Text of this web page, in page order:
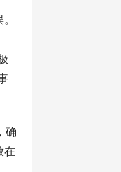
确
在